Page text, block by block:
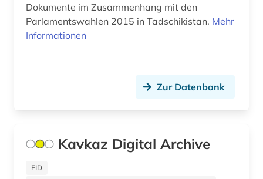
Dokumente im Zusammenhang mit den
Parlamentswahlen 2015 in Tadschikistan. Mehr
Informationen
Zur Datenbank
Kavkaz Digital Archive
FID